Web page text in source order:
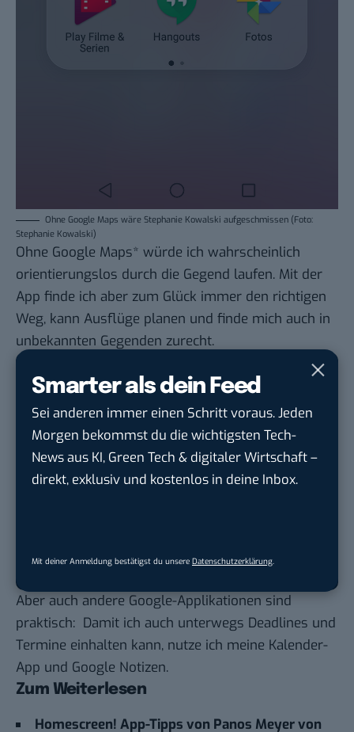
Smarter als dein Feed
Sei anderen immer einen Schritt voraus. Jeden
Morgen bekommst du die wichtigsten Tech-
News aus KI, Green Tech & digitaler Wirtschaft –
direkt, exklusiv und kostenlos in deine Inbox.
Mit deiner Anmeldung bestätigst du unsere Datenschutzerklärung.
Ohne Google Maps wäre Stephanie Kowalski aufgeschmissen (Foto:
Stephanie Kowalski)
Ohne Google Maps* würde ich wahrscheinlich
orientierungslos durch die Gegend laufen. Mit der
App finde ich aber zum Glück immer den richtigen
Weg, kann Ausflüge planen und finde mich auch in
unbekannten Gegenden zurecht.
Google lässt dich jetzt selbst bestimmen,
welche Quellen du in der Suche häufiger
siehst. Mit zwei schnellen Klicks kannst du
BASIC thinking kostenlos als bevorzugte
Hier basicthinking.de hinzufügen
Aber auch andere Google-Applikationen sind
praktisch: Damit ich auch unterwegs Deadlines und
Termine einhalten kann, nutze ich meine Kalender-
App und Google Notizen.
Zum Weiterlesen
Homescreen! App-Tipps von Panos Meyer von